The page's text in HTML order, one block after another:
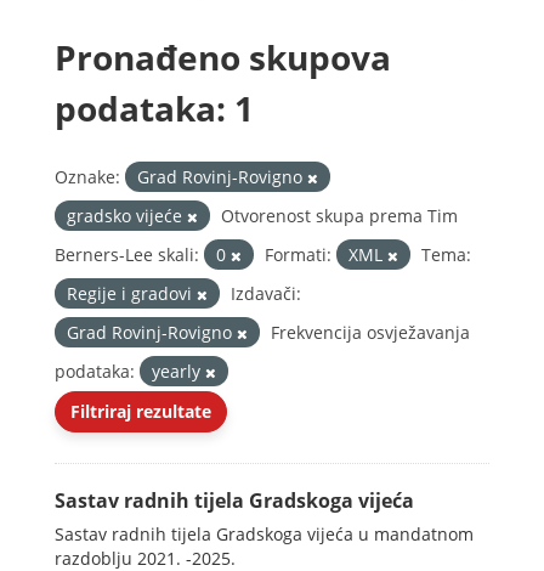
Pronađeno skupova
podataka: 1
Oznake:
Grad Rovinj-Rovigno
gradsko vijeće
Otvorenost skupa prema Tim
Berners-Lee skali:
0 Formati: XML
Tema:
Regije i gradovi
Izdavači:
Grad Rovinj-Rovigno
Frekvencija osvježavanja
podataka:
yearly
Filtriraj rezultate
Sastav radnih tijela Gradskoga vijeća
Sastav radnih tijela Gradskoga vijeća u mandatnom
razdoblju 2021. -2025.